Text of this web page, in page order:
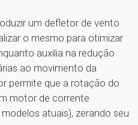
um defletor de vento
o mesmo para otimizar
auxilia na redução
ao movimento da
permite que a rotação do
motor de corrente
atuais), zerando seu